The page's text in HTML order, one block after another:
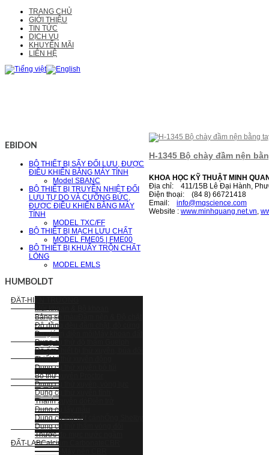
TRANG CHỦ
GIỚI THIỆU
TIN TỨC
DỊCH VỤ
KHUYẾN MÃI
LIÊN HỆ
EBIDON
BỘ THIẾT BỊ SẤY ĐỐI LƯU, ĐƯỢC
ĐIỀU KHIỂN BẰNG MÁY TÍNH
Model SBANC
BỘ THIẾT BỊ TRUYỀN NHIỆT ĐỐI
LƯU TỰ DO VÀ CƯỠNG BỨC,
ĐƯỢC ĐIỀU KHIỂN BẰNG MÁY
TÍNH
MODEL TXC/FF
BỘ THIẾT BỊ MẠCH LƯU CHẤT
MODEL FME05 | FME00
BỘ THIẾT BỊ KHUẤY TRỘN CHẤT
LỎNG
MODEL EMLS
HUMBOLDT
ĐẤT-HIỆN TRƯỜNG
Mũi khoan & Bộ khoan
Bảng so màu
Độ đồng đều đầm chặt, độ cứng
Đo giá trị điện môi
Dụng cụ thử độ thấm Guelph
Độ ẩmThiết bị thử xuyên, búa đôi
Thiết bị thử xuyên động
Dụng cụ thử xuyên bỏ túi
Bộ thử xuyên Proctor
Dụng cụ thử xuyên, vòng lực
Dụng cụ thử xuyên tĩnh
Thanh xuyên dò
Dụng cụ lấy mẫu
Dụng cụ thử cắt cánh
Dụng cụ thử thấm vòng đôi
Thước đo mực nước ngầm
ĐẤT-LABCalcium Carbonate
H-1345 Bộ chày đầm nện
KHOA HỌC KỸ THUẬT MINH
Địa chỉ: 411/15B Lê Đại Hành,
Điện thoại: (84 8) 66721418
Email: info@mqscience.com
Website : www.minhquang.net.vn,